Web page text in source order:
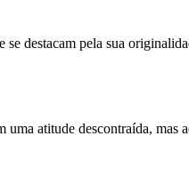
destacam pela sua
atitude descontraída, mas